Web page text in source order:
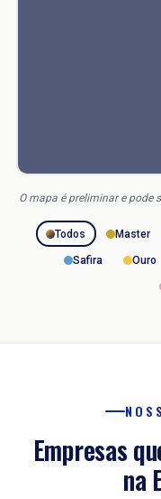
O mapa é preliminar e pode
Todos Master
Safira Ouro
Empresas
na